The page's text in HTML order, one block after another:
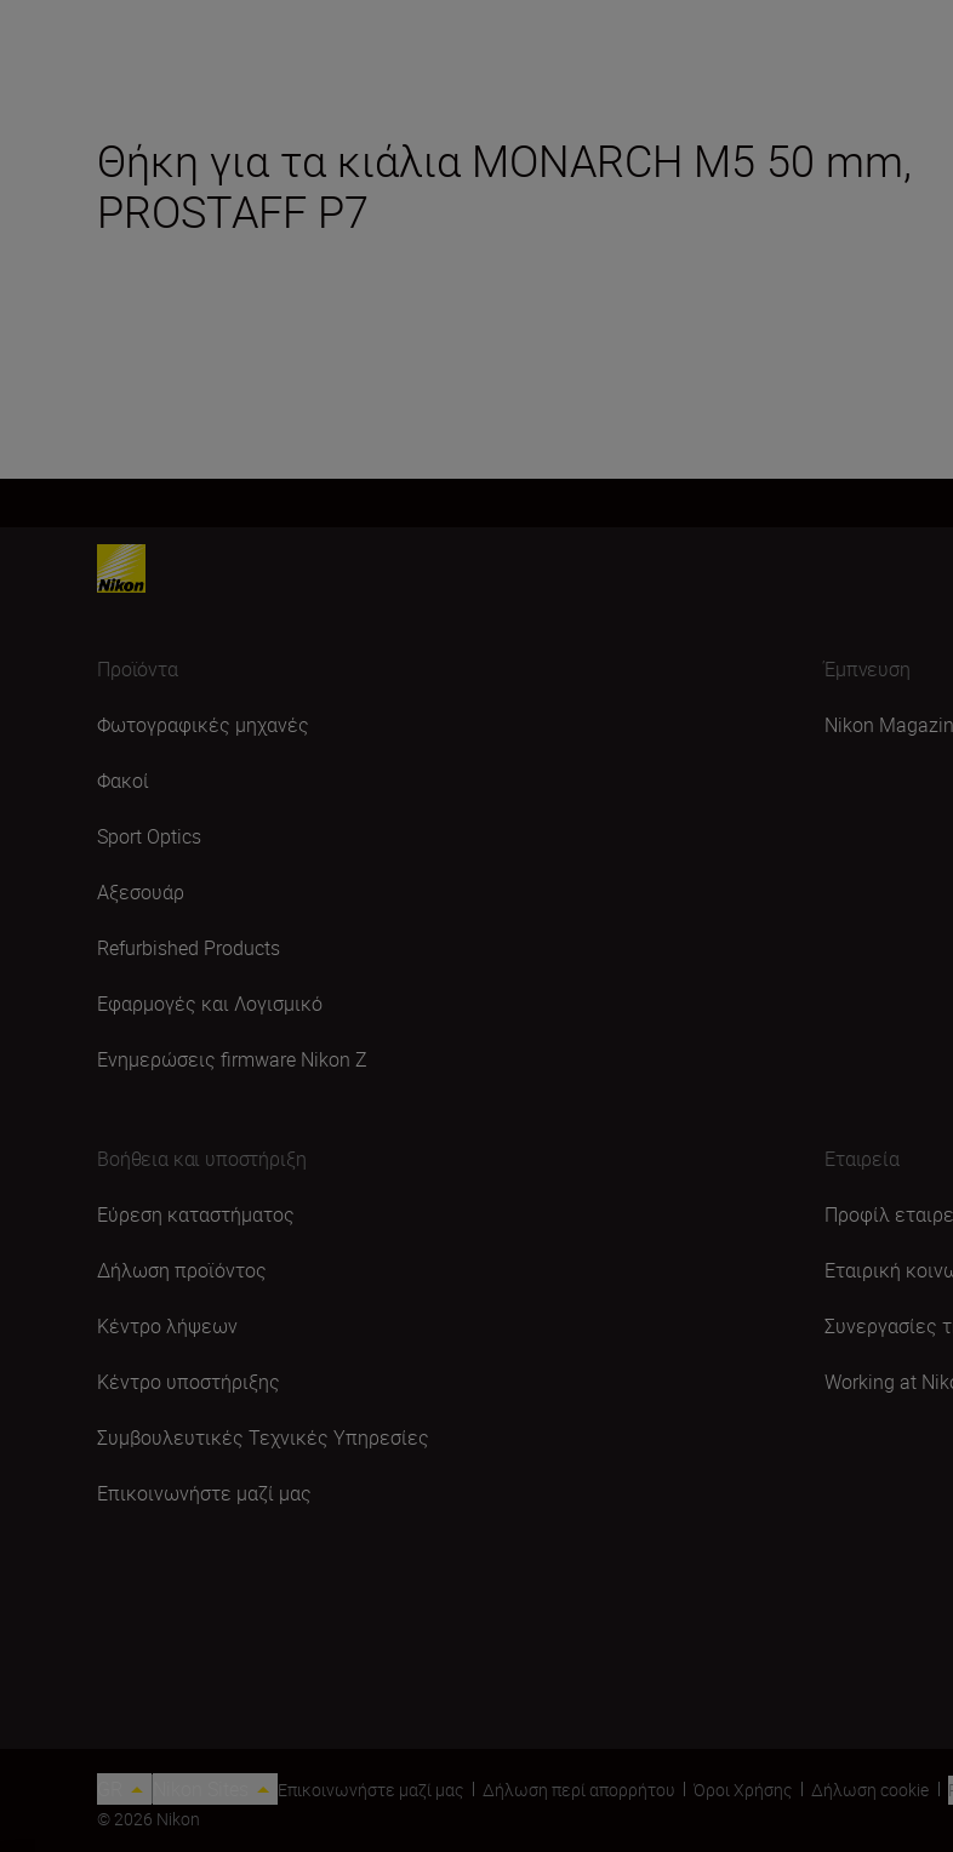
Θήκη για τα κιάλια MONARCH M5 50 mm,
PROSTAFF P7
Προϊόντα
Φωτογραφικές μηχανές
Φακοί
Sport Optics
Αξεσουάρ
Refurbished Products
Εφαρμογές και Λογισμικό
Ενημερώσεις firmware Nikon Ζ
Έμπνευση
Nikon
Βοήθεια και υποστήριξη
Εύρεση καταστήματος
Δήλωση προϊόντος
Κέντρο λήψεων
Κέντρο υποστήριξης
Συμβουλευτικές Τεχνικές Υπηρεσίες
Επικοινωνήστε μαζί μας
Εταιρεία
Προφίλ
Εταιρική
Συνεργασίες
Working at
Επικοινωνήστε μαζί μας Δήλωση περί απορρήτου Όροι Χρήσης Δήλωση cookie
© 2026 Nikon